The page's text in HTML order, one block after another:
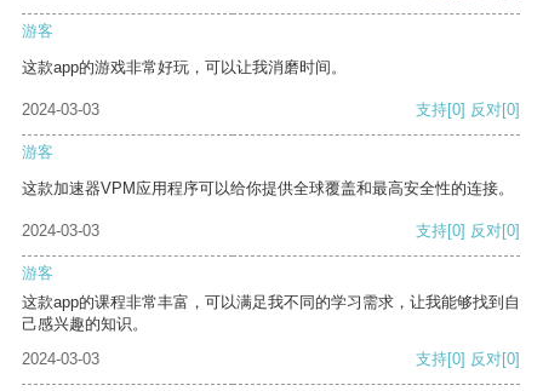
游客
这款app的游戏非常好玩，可以让我消磨时间。
2024-03-03 支持[0] 反对[0]
游客
这款加速器VPM应用程序可以给你提供全球覆盖和最高安全性的连接。
2024-03-03 支持[0] 反对[0]
游客
这款app的课程非常丰富，可以满足我不同的学习需求，让我能够找到自
己感兴趣的知识。
2024-03-03
支持[0] 反对[0]